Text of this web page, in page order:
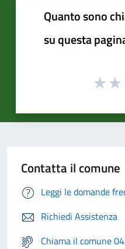
Quanto sono
su questa
Contatta il comune
Leggi le domande
Richiedi Assistenza
Chiama il comune